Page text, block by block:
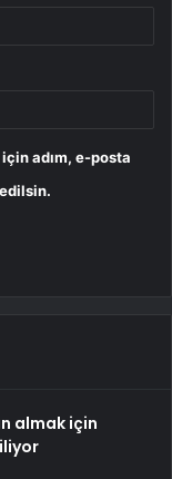
adım, e-posta
almak için